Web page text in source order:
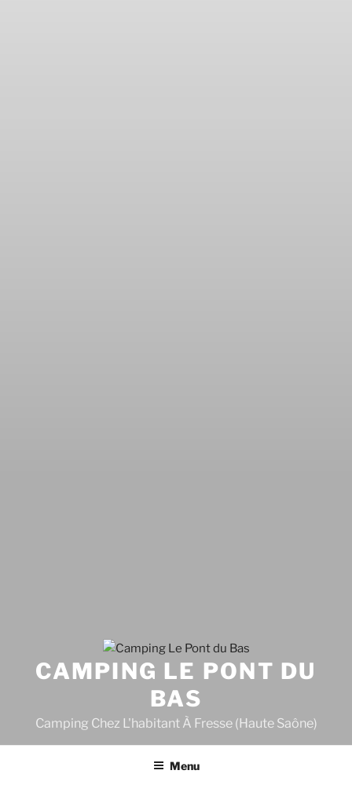
CAMPING LE PONT DU
BAS
Camping Chez L'habitant À Fresse (Haute Saône)
Menu